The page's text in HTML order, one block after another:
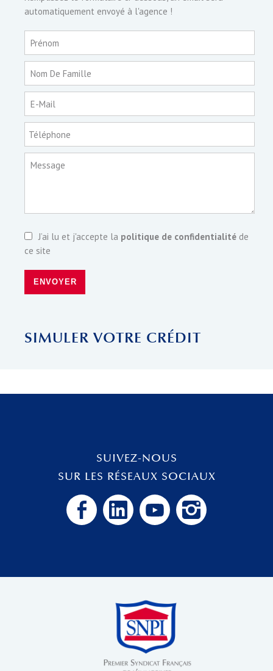
automatiquement envoyé à l'agence !
Prénom
Nom De Famille
E-Mail
Téléphone
Message
J’ai lu et j'accepte la politique de confidentialité de
ce site
ENVOYER
SIMULER VOTRE CRÉDIT
SUIVEZ-NOUS
SUR LES RÉSEAUX SOCIAUX